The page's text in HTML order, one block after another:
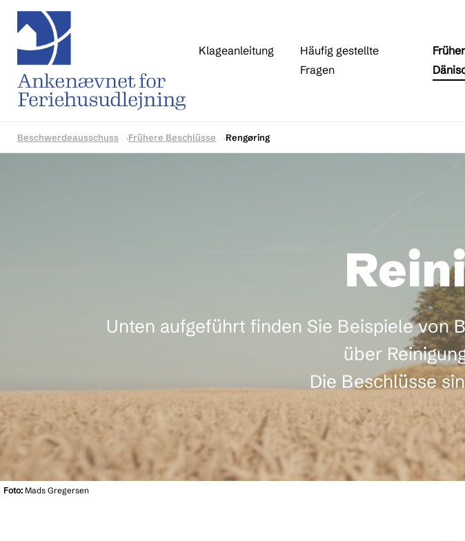
Klageanleitung
Häufig gestellte
Fragen
Beschwerdeausschuss Frühere Beschlüsse Rengøring
Unten aufgeführt finden Sie Beispiele von
über
Die Beschlüsse
Foto: Mads Gregersen